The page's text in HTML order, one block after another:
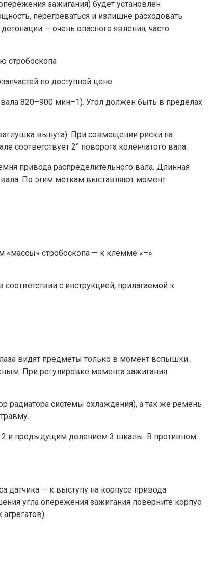
зажигания) будет установлен
перегреваться и излишне расходовать
— очень опасного явления, часто
стробоскопа
по доступной цене.
820–900 мин–1). Угол должен быть в пределах
вынута). При совмещении риски на
2° поворота коленчатого вала.
привода распределительного вала. Длинная
вала. По этим меткам выставляют момент
«массы» стробоскопа — к клемме «–»
с инструкцией, прилагаемой к
видят предметы только в момент вспышки.
При регулировке момента зажигания
радиатора системы охлаждения), а так же ремень
2 и предыдущим делением 3 шкалы. В противном
датчика — к выступу на корпусе привода
угла опережения зажигания поверните корпус